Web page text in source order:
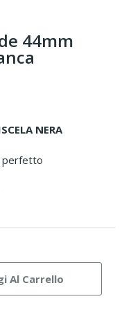
44mm
NERA
perfetto
Al Carrello